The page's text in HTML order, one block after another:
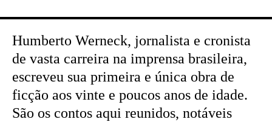
Humberto Werneck, jornalista e cronista
de vasta carreira na imprensa brasileira,
escreveu sua primeira e única obra de
ficção aos vinte e poucos anos de idade.
São os contos aqui reunidos, notáveis